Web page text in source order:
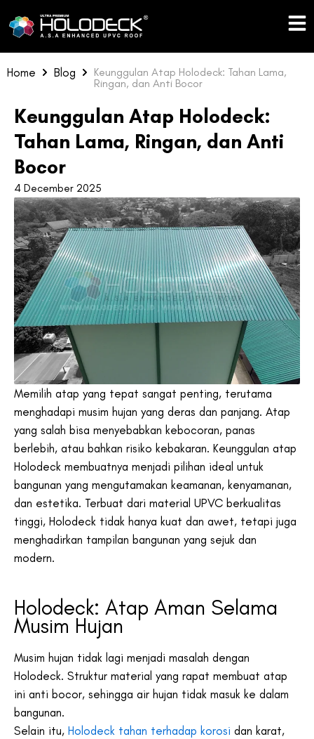
to
Home
Blog
Keunggulan Atap Holodeck: Tahan Lama,
Ringan, dan Anti Bocor
Keunggulan Atap Holodeck:
Tahan Lama, Ringan, dan Anti
Bocor
4 December 2025
Memilih atap yang tepat sangat penting, terutama
menghadapi musim hujan yang deras dan panjang. Atap
yang salah bisa menyebabkan kebocoran, panas
berlebih, atau bahkan risiko kebakaran. Keunggulan atap
Holodeck membuatnya menjadi pilihan ideal untuk
bangunan yang mengutamakan keamanan, kenyamanan,
dan estetika. Terbuat dari material UPVC berkualitas
tinggi, Holodeck tidak hanya kuat dan awet, tetapi juga
menghadirkan tampilan bangunan yang sejuk dan
modern.
Holodeck: Atap Aman Selama
Musim Hujan
Musim hujan tidak lagi menjadi masalah dengan
Holodeck. Struktur material yang rapat membuat atap
ini anti bocor, sehingga air hujan tidak masuk ke dalam
bangunan.
Selain itu, Holodeck tahan terhadap korosi dan karat,